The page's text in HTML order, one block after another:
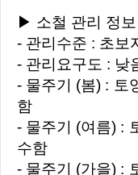
▶ 소철 관리 정보
- 관리수준 : 초보
- 관리요구도 : 낮
- 물주기 (봄) : 토
함
- 물주기 (여름) :
수함
- 물주기 (가을) :